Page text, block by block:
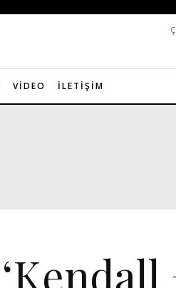
VIDEO İLETIŞIM
‘Kendall